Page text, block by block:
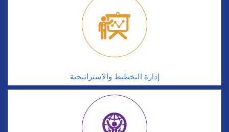
إدارة التخطيط والاستراتيجية